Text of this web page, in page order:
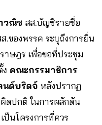
วณิช สส.บัญชีรายชื่อ
ของพรรค ระบุถึงการยื่น
ษฎร เพื่อขอที่ประชุม
คณะกรรมาธิการ
นด์บริดจ์ หลังปรากฏ
ดปกติ ในการผลักดัน
ป็นโครงการที่ควร